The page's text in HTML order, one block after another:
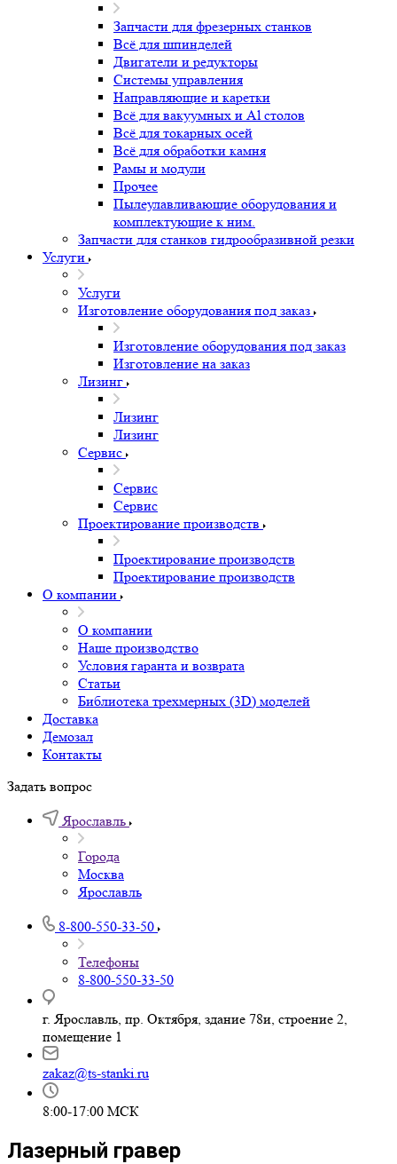
Запчасти для фрезерных станков
Всё для шпинделей
Двигатели и редукторы
Системы управления
Направляющие и каретки
Всё для вакуумных и Al столов
Всё для токарных осей
Всё для обработки камня
Рамы и модули
Прочее
Пылеулавливающие оборудования и
комплектующие к ним.
Запчасти для станков гидрообразивной резки
Услуги
Услуги
Изготовление оборудования под заказ
Изготовление оборудования под заказ
Изготовление на заказ
Лизинг
Лизинг
Лизинг
Сервис
Сервис
Сервис
Проектирование производств
Проектирование производств
Проектирование производств
О компании
О компании
Наше производство
Условия гаранта и возврата
Статьи
Библиотека трехмерных (3D) моделей
Доставка
Демозал
Контакты
Задать вопрос
Ярославль
Города
Москва
Ярославль
8-800-550-33-50
Телефоны
8-800-550-33-50
г. Ярославль, пр. Октября, здание 78и, строение 2,
помещение 1
zakaz@ts-stanki.ru
8:00-17:00 МСК
Лазерный гравер